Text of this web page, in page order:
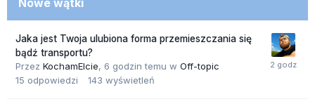
Nowe wątki
Jaka jest Twoja ulubiona forma przemieszczania się
bądź transportu?
Przez KochamElcie, 6 godzin temu w Off-topic
15 odpowiedzi 143 wyświetleń